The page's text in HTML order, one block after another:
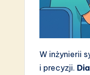
W inżynierii
i precyzji.